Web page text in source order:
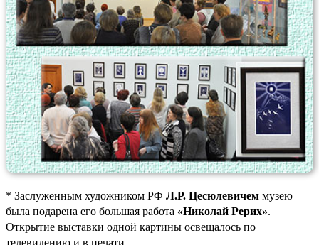
* Заслуженным художником РФ Л.Р. Цесюлевичем музею
была подарена его большая работа «Николай Рерих».
Открытие выставки одной картины освещалось по